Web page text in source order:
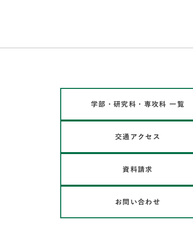
学部・研究科・専攻科 一覧
交通アクセス
資料請求
お問い合わせ